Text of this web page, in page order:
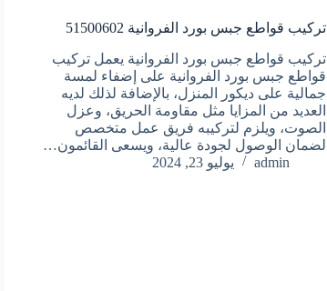
تركيب قواطع جبس بورد الفروانية 51500602
تركيب قواطع جبس بورد الفروانية يعمل تركيب
قواطع جبس بورد الفروانية على إضفاء لمسة
جمالية على ديكور المنزل، بالإضافة لذلك لديه
العديد من المزايا مثل مقاومة الحريق، وعزل
الصوت، ويلزم لتركيبه فريق عمل متخصص
لضمان الوصول لجودة عالية، ويسعى القائمون…
admin
يوليو 23, 2024